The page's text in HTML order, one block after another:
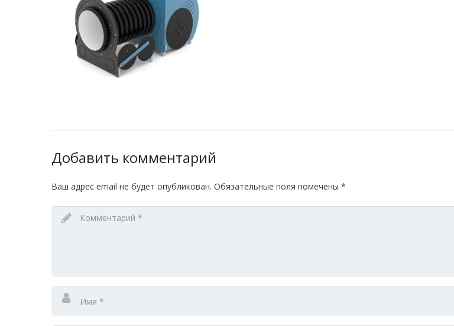
Добавить комментарий
Ваш адрес email не будет опубликован. Обязательные поля помечены *